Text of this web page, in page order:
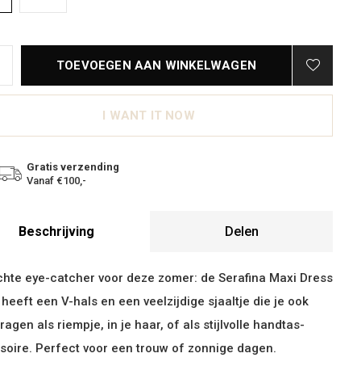
TOEVOEGEN AAN WINKELWAGEN
I WANT IT NOW
Gratis verzending
Vanaf €100,-
Beschrijving Delen
eye-catcher voor deze zomer: de Serafina Maxi Dress
een V-hals en een veelzijdige sjaaltje die je ook
als riempje, in je haar, of als stijlvolle handtas-
Perfect voor een trouw of zonnige dagen.